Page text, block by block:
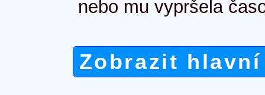
nebo mu vypršela
Zobrazit